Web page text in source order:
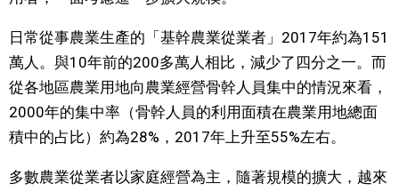
娛樂
工作勞動
日常從事農業生產的「基幹農業從業者」2017年約為151
萬人。與10年前的200多萬人相比，減少了四分之一。而
從各地區農業用地向農業經營骨幹人員集中的情況來看，
2000年的集中率（骨幹人員的利用面積在農業用地總面
積中的占比）約為28%，2017年上升至55%左右。
多數農業從業者以家庭經營為主，隨著規模的擴大，越來